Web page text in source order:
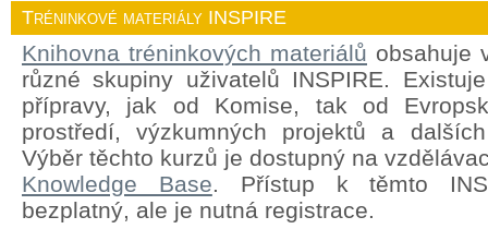
Tréninkové materiály INSPIRE
Knihovna tréninkových materiálů obsahuje
různé skupiny uživatelů INSPIRE.
přípravy, jak od Komise, tak od
prostředí, výzkumných projektů a
Výběr těchto kurzů je dostupný na
Knowledge Base. Přístup k těmto
bezplatný, ale je nutná registrace.